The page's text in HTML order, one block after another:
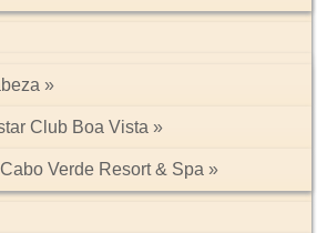
Club Boa Vista
Verde Resort & Spa